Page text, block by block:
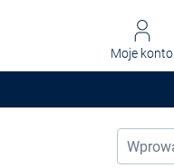
Moje konto